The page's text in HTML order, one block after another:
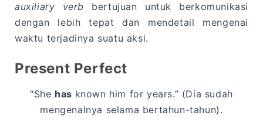
auxiliary verb bertujuan untuk berkomunikasi
dengan lebih tepat dan mendetail mengenai
waktu terjadinya suatu aksi.
Present Perfect
“She has known him for years.” (Dia sudah
mengenalnya selama bertahun-tahun).